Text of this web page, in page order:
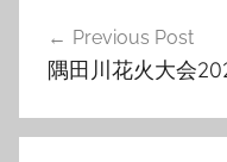
ビ
Previous Post
隅田川花火大会